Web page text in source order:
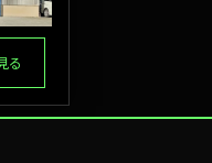
る